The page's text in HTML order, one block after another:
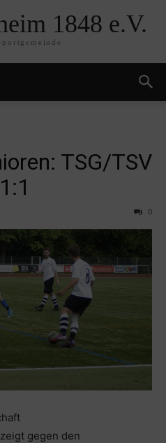
1848 e.V.
TSG/TSV
0
gegen den